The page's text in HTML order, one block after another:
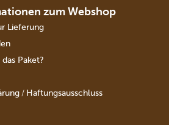
zum Webshop
Lieferung
Paket?
/ Haftungsausschluss